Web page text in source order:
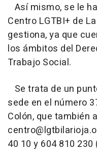
Así mismo, se le
Centro LGTBI+ de
gestiona, ya que
los ámbitos del
Trabajo Social.
Se trata de un
sede en el número
Colón, que también
40 10 y 604 810